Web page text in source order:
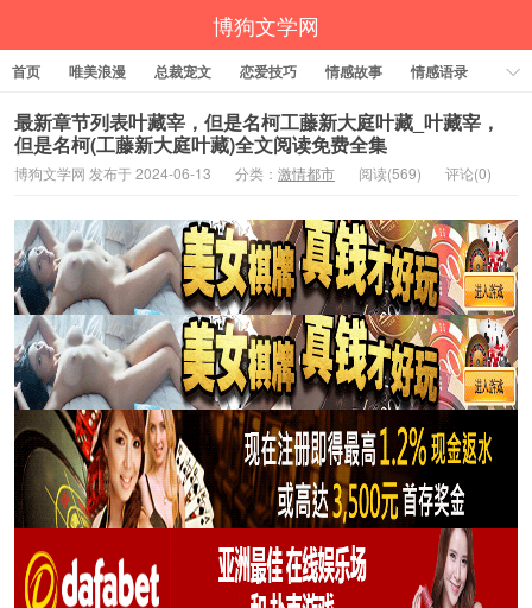
博狗文学网
首页 唯美浪漫 总裁宠文 恋爱技巧 情感故事
情感语录
激情都市
贵族虐恋 青春纯爱
最新章节列表叶藏宰，但是名柯工藤新大庭叶藏_叶藏宰，
但是名柯(工藤新大庭叶藏)全文阅读免费全集
博狗文学网 发布于 2024-06-13 分类： 激情都市 阅读(569) 评论(0)